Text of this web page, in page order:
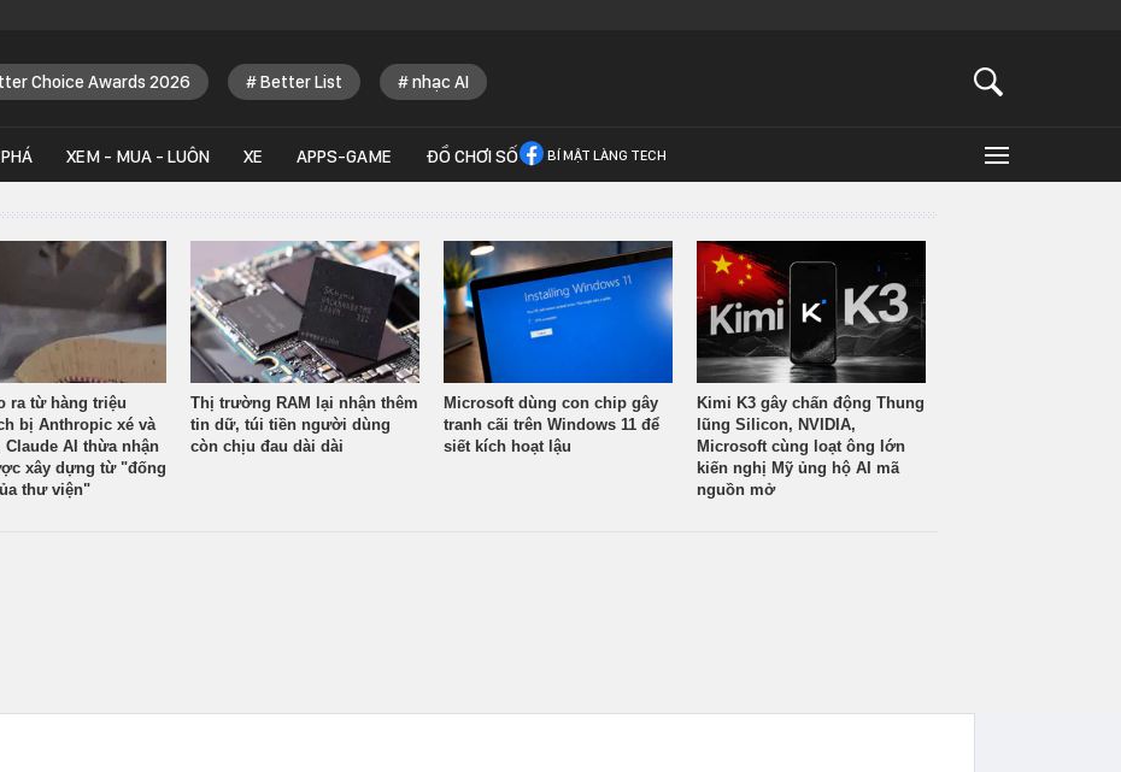
Choice Awards 2026 Better List nhạc AI
XEM - MUA - LUÔN XE APPS-GAME ĐỒ CHƠI SỐ BÍ MẬT LÀNG TECH
ra từ hàng triệu
bị Anthropic xé và
Claude AI thừa nhận
xây dựng từ "đống
thư viện"
Thị trường RAM lại nhận thêm
tin dữ, túi tiền người dùng
còn chịu đau dài dài
Microsoft dùng con chip gây
tranh cãi trên Windows 11 để
siết kích hoạt lậu
Kimi K3 gây chấn động Thung
lũng Silicon, NVIDIA,
Microsoft cùng loạt ông lớn
kiến nghị Mỹ ủng hộ AI mã
nguồn mở